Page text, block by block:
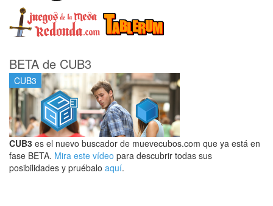
BETA de CUB3
CUB3
CUB3 es el nuevo buscador de muevecubos.com que ya está en
fase BETA. Mira este vídeo para descubrir todas sus
posibilidades y pruébalo aquí.